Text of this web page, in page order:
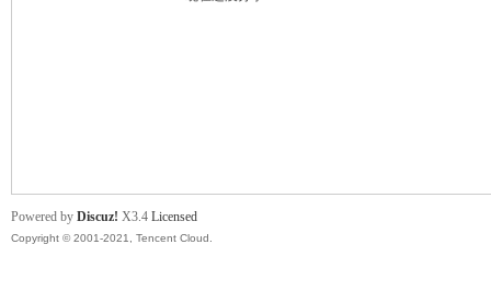
Powered by Discuz! X3.4 Licensed
Copyright © 2001-2021, Tencent Cloud.